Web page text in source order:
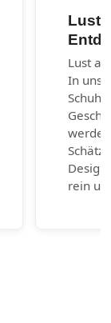
Lust
Lust
In
rein